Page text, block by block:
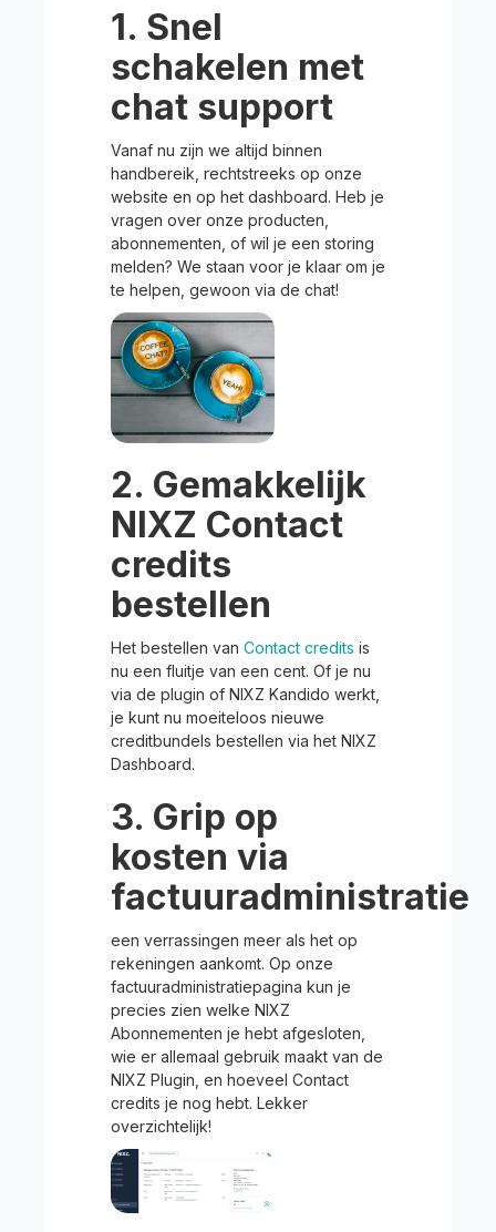
1. Snel
schakelen met
chat support
Vanaf nu zijn we altijd binnen
handbereik, rechtstreeks op onze
website en op het dashboard. Heb je
vragen over onze producten,
abonnementen, of wil je een storing
melden? We staan voor je klaar om je
te helpen, gewoon via de chat!
2. Gemakkelijk
NIXZ Contact
credits
bestellen
Het bestellen van Contact credits is
nu een fluitje van een cent. Of je nu
via de plugin of NIXZ Kandido werkt,
je kunt nu moeiteloos nieuwe
creditbundels bestellen via het NIXZ
Dashboard.
3. Grip op
kosten via
factuuradministratie
een verrassingen meer als het op
rekeningen aankomt. Op onze
factuuradministratiepagina kun je
precies zien welke NIXZ
Abonnementen je hebt afgesloten,
wie er allemaal gebruik maakt van de
NIXZ Plugin, en hoeveel Contact
credits je nog hebt. Lekker
overzichtelijk!